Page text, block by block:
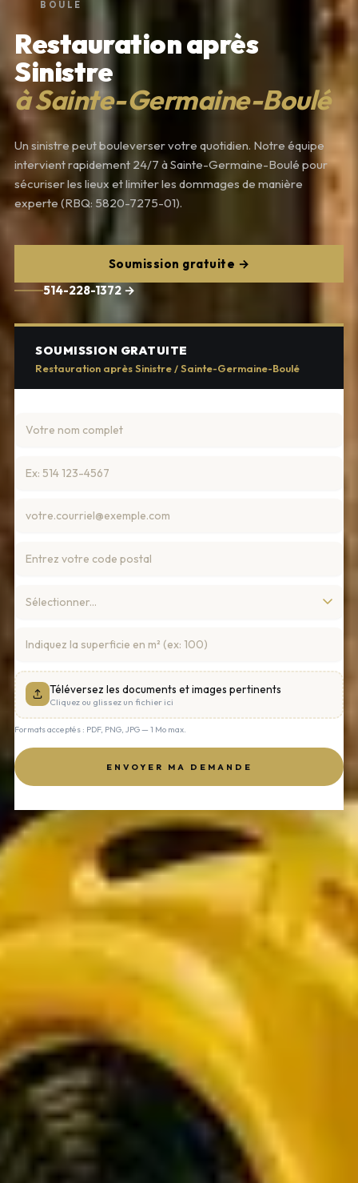
BOULÉ
Restauration après
Sinistre
à Sainte-Germaine-Boulé
Un sinistre peut bouleverser votre quotidien. Notre équipe
intervient rapidement 24/7 à Sainte-Germaine-Boulé pour
sécuriser les lieux et limiter les dommages de manière
experte (RBQ: 5820-7275-01).
Soumission gratuite →
514-228-1372 →
SOUMISSION GRATUITE
Restauration après Sinistre / Sainte-Germaine-Boulé
Téléversez les documents et images pertinents
Cliquez ou glissez un fichier ici
Formats acceptés : PDF, PNG, JPG — 1 Mo max.
ENVOYER MA DEMANDE